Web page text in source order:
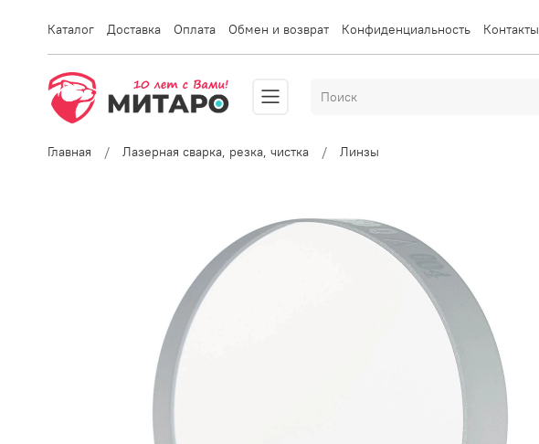
Каталог Доставка Оплата Обмен и возврат Конфиденциальность Контакты
Главная Лазерная сварка, резка, чистка Линзы